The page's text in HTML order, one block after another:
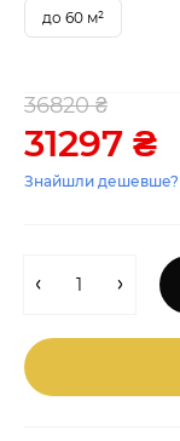
до 60 м²
36820 ₴
31297 ₴
Знайшли дешевше?